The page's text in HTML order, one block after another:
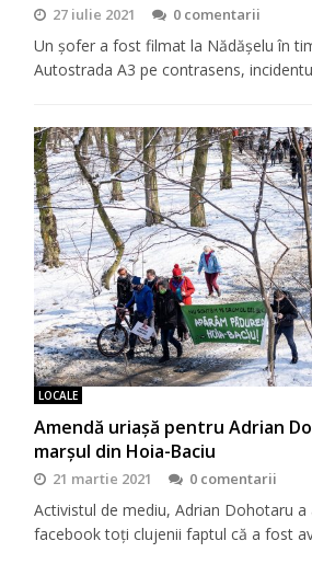
27 iulie 2021 0 comentarii
Un șofer a fost filmat la Nădășelu în
Autostrada A3 pe contrasens,
LOCALE
Amendă uriașă pentru Adrian
marșul din Hoia-Baciu
21 martie 2021 0 comentarii
Activistul de mediu, Adrian Dohotaru a
facebook toți clujenii faptul că a fost